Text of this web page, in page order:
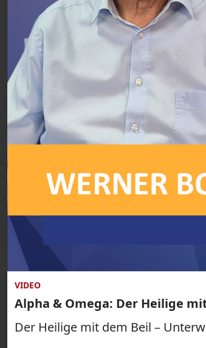
VIDEO
Alpha & Omega: Der Heilige
Der Heilige mit dem Beil –